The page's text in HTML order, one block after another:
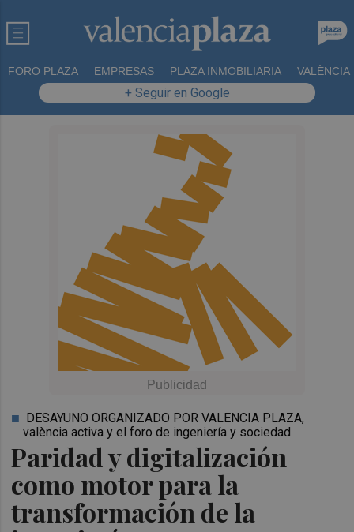
FORO PLAZA EMPRESAS PLAZA INMOBILIARIA VALÈNCIA
+ Seguir en Google
Paridad y digitalización
como motor para la
transformación de la
DESAYUNO ORGANIZADO POR VALENCIA PLAZA,
valència activa y el foro de ingeniería y sociedad